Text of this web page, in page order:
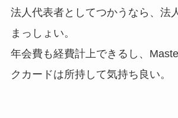
法人代表者としてつかうなら、法
まっしょい。
年会費も経費計上できるし、
クカードは所持して気持ち良い。